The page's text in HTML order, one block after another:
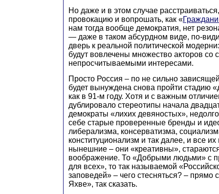
Но даже и в этом случае
провокацию и вопрошать, как «
нам тогда вообще демократия, нет
— даже в таком абсурдном виде, по-
дверь к реальной политической
будут вовлечены множество акторов со
непросчитываемыми интересами.
Просто Россия – по не сильно
будет вынуждена снова пройти стадию
как в 91-м году. Хотя и с важным
дублировало стереотипы начала
демократы «лихих девяностых»,
себе старые проверенные бренды и
либерализма, консерватизма,
конституционализм и так далее, и все
нынешние – они «креативны»,
воображение. То «Добрыми людьми» с
для всех», то так называемой
заповедей» – чего стесняться? –
Яхве», так сказать.